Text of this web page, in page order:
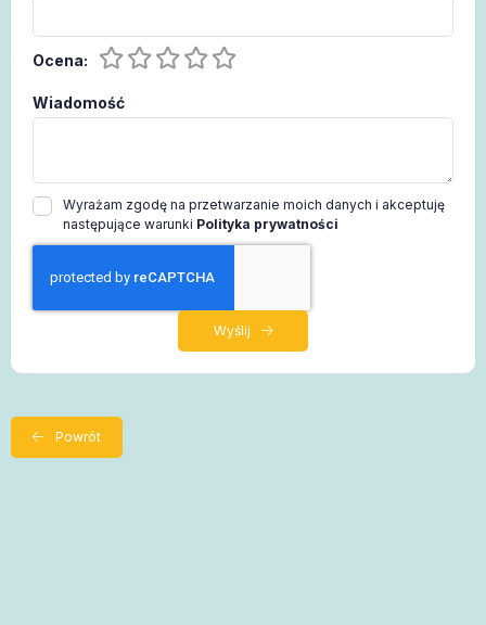
Ocena:
Wiadomość
Wyrażam zgodę na przetwarzanie moich danych i akceptuję
następujące warunki Polityka prywatności
Wyślij
Powrót